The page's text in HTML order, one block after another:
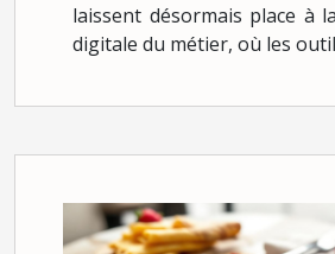
laissent désormais place à
digitale du métier, où les